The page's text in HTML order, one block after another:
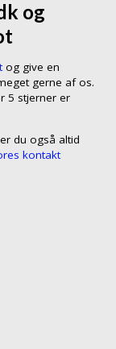
og
og give en
gerne af os.
5 stjerner er
du også altid
kontakt